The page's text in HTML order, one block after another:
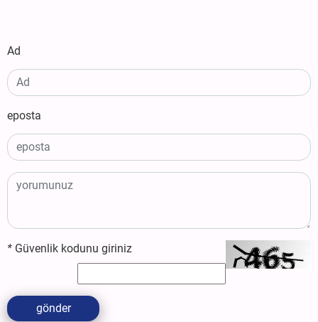
Ad
eposta
* Güvenlik kodunu giriniz
gönder